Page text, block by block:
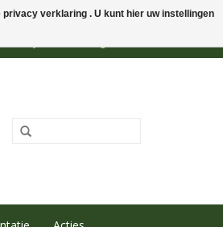
verklaring . U kunt hier uw instellingen